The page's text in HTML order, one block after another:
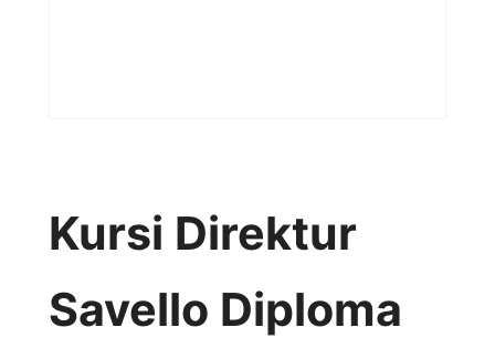
Kursi Direktur
Savello Diploma